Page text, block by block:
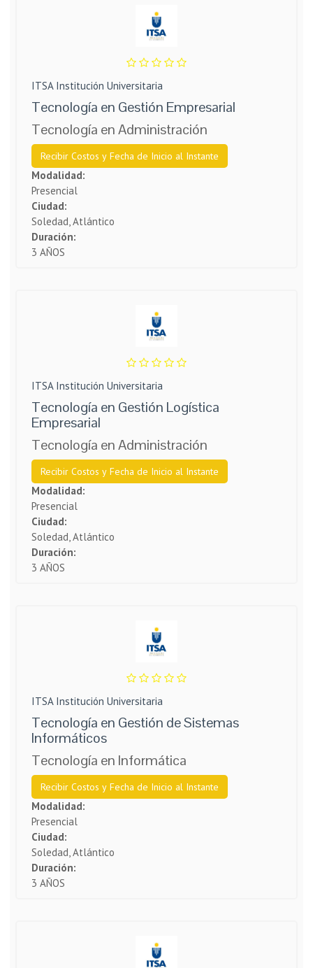
ITSA Institución Universitaria
Tecnología en Gestión Empresarial
Tecnología en Administración
Recibir Costos y Fecha de Inicio al Instante
Modalidad:
Presencial
Ciudad:
Soledad, Atlántico
Duración:
3 AÑOS
ITSA Institución Universitaria
Tecnología en Gestión Logística
Empresarial
Tecnología en Administración
Recibir Costos y Fecha de Inicio al Instante
Modalidad:
Presencial
Ciudad:
Soledad, Atlántico
Duración:
3 AÑOS
ITSA Institución Universitaria
Tecnología en Gestión de Sistemas
Informáticos
Tecnología en Informática
Recibir Costos y Fecha de Inicio al Instante
Modalidad:
Presencial
Ciudad:
Soledad, Atlántico
Duración:
3 AÑOS